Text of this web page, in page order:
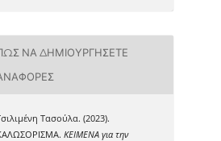
ΝΑ ΔΗΜΙΟΥΡΓΉΣΕΤΕ
Τασούλα. (2023).
ΚΕΙΜΕΝΑ για την